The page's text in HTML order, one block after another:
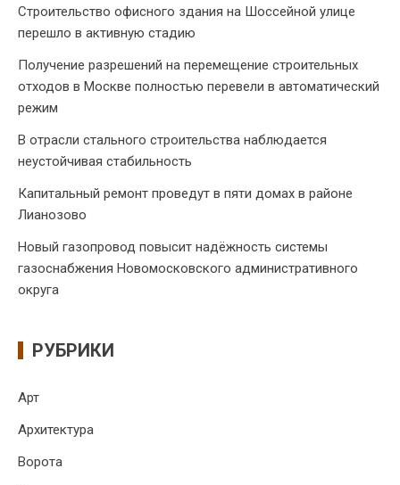
Строительство офисного здания на Шоссейной улице
перешло в активную стадию
Получение разрешений на перемещение строительных
отходов в Москве полностью перевели в автоматический
режим
В отрасли стального строительства наблюдается
неустойчивая стабильность
Капитальный ремонт проведут в пяти домах в районе
Лианозово
Новый газопровод повысит надёжность системы
газоснабжения Новомосковского административного
округа
РУБРИКИ
Арт
Архитектура
Ворота